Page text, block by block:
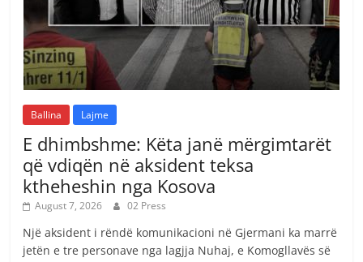
Ballina Lajme
E dhimbshme: Këta janë mërgimtarët
që vdiqën në aksident teksa
ktheheshin nga Kosova
August 7, 2026 02 Press
Një aksident i rëndë komunikacioni në Gjermani ka marrë
jetën e tre personave nga lagjja Nuhaj, e Komogllavës së